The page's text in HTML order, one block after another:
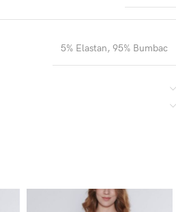
5% Elastan, 95% Bumbac